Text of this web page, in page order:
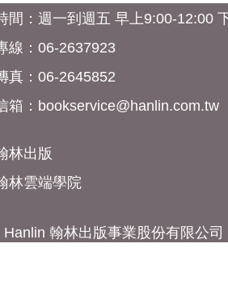
間：週一到週五 早上9:00-12:00
線：06-2637923
真：06-2645852
箱： bookservice@hanlin.com.tw
林出版
林雲端學院
翰林出版事業股份有限公司